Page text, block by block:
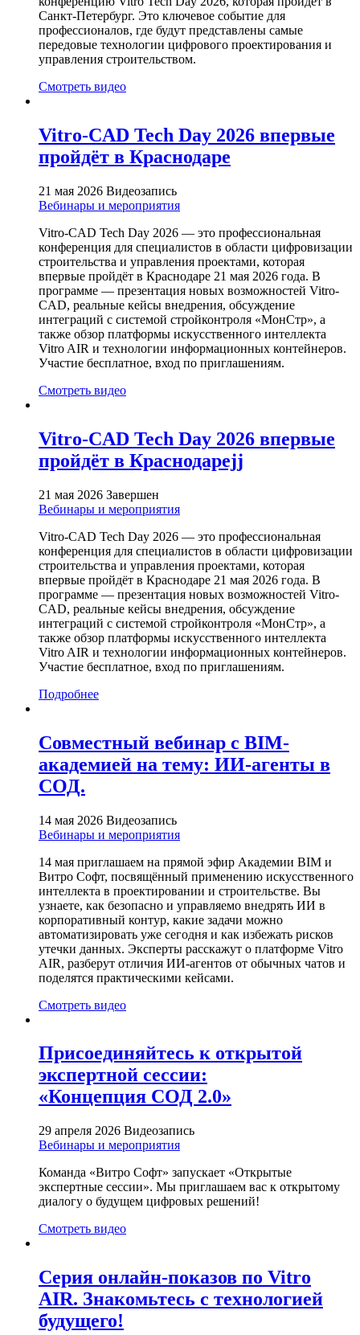
Санкт-Петербург. Это ключевое событие для
профессионалов, где будут представлены самые
передовые технологии цифрового проектирования и
управления строительством.
Смотреть видео
Vitro-CAD Tech Day 2026 впервые
пройдёт в Краснодаре
21 мая 2026 Видеозапись
Вебинары и мероприятия
Vitro-CAD Tech Day 2026 — это профессиональная
конференция для специалистов в области цифровизации
строительства и управления проектами, которая
впервые пройдёт в Краснодаре 21 мая 2026 года. В
программе — презентация новых возможностей Vitro-
CAD, реальные кейсы внедрения, обсуждение
интеграций с системой стройконтроля «МонСтр», а
также обзор платформы искусственного интеллекта
Vitro AIR и технологии информационных контейнеров.
Участие бесплатное, вход по приглашениям.
Смотреть видео
Vitro-CAD Tech Day 2026 впервые
пройдёт в Краснодареjj
21 мая 2026 Завершен
Вебинары и мероприятия
Vitro-CAD Tech Day 2026 — это профессиональная
конференция для специалистов в области цифровизации
строительства и управления проектами, которая
впервые пройдёт в Краснодаре 21 мая 2026 года. В
программе — презентация новых возможностей Vitro-
CAD, реальные кейсы внедрения, обсуждение
интеграций с системой стройконтроля «МонСтр», а
также обзор платформы искусственного интеллекта
Vitro AIR и технологии информационных контейнеров.
Участие бесплатное, вход по приглашениям.
Подробнее
Совместный вебинар с BIM-
академией на тему: ИИ-агенты в
СОД.
14 мая 2026 Видеозапись
Вебинары и мероприятия
14 мая приглашаем на прямой эфир Академии BIM и
Витро Софт, посвящённый применению искусственного
интеллекта в проектировании и строительстве. Вы
узнаете, как безопасно и управляемо внедрять ИИ в
корпоративный контур, какие задачи можно
автоматизировать уже сегодня и как избежать рисков
утечки данных. Эксперты расскажут о платформе Vitro
AIR, разберут отличия ИИ-агентов от обычных чатов и
поделятся практическими кейсами.
Смотреть видео
Присоединяйтесь к открытой
экспертной сессии:
«Концепция СОД 2.0»
29 апреля 2026 Видеозапись
Вебинары и мероприятия
Команда «Витро Софт» запускает «Открытые
экспертные сессии». Мы приглашаем вас к открытому
диалогу о будущем цифровых решений!
Смотреть видео
Серия онлайн-показов по Vitro
AIR. Знакомьтесь с технологией
будущего!